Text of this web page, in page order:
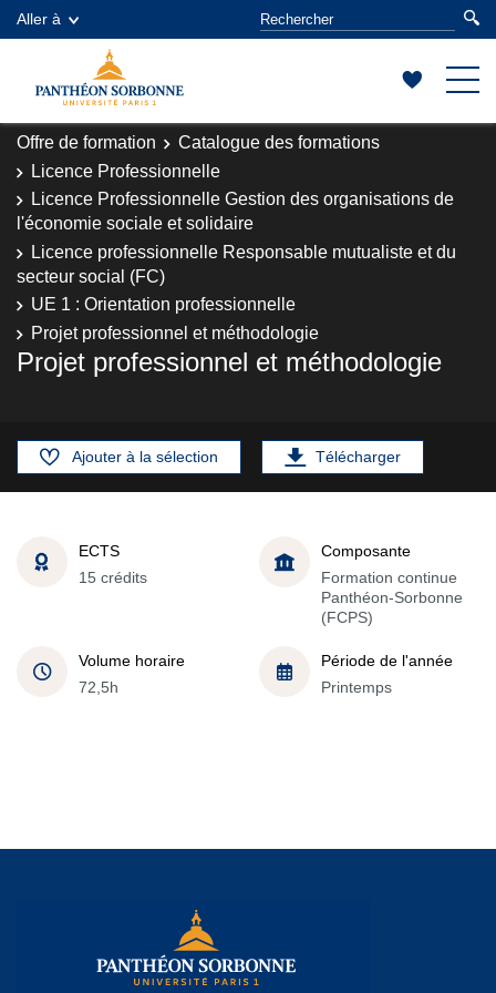
Aller à
Offre de formation
Catalogue des formations
Licence Professionnelle
Licence Professionnelle Gestion des organisations de
l'économie sociale et solidaire
Licence professionnelle Responsable mutualiste et du
secteur social (FC)
UE 1 : Orientation professionnelle
Projet professionnel et méthodologie
Projet professionnel et méthodologie
Ajouter à la sélection Télécharger
ECTS
15 crédits
Composante
Formation continue
Panthéon-Sorbonne
(FCPS)
Volume horaire
72,5h
Période de l'année
Printemps